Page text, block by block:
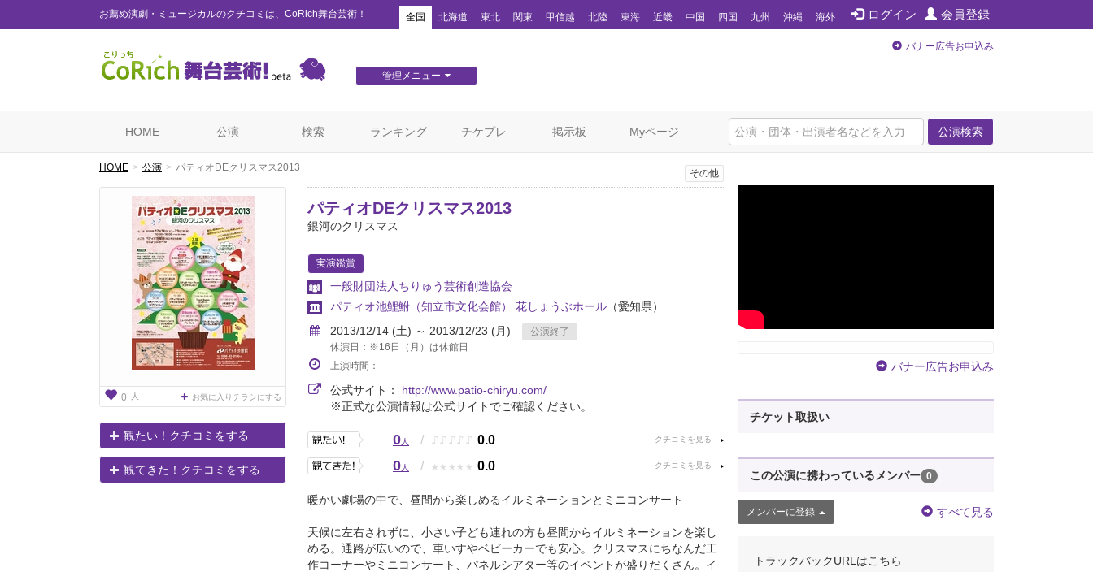
お薦め演劇・ミュージカルのクチコミは、CoRich舞台芸術！ ログイン 会員登録
全国 北海道 東北 関東 甲信越 北陸 東海 近畿 中国 四国 九州 沖縄 海外
管理メニュー
バナー広告お申込み
公演検索
HOME 公演 検索 ランキング チケプレ 掲示板 Myページ
HOME 公演 パティオDEクリスマス2013
0 人 お気に入りチラシにする
観たい！クチコミをする
観てきた！クチコミをする
その他
パティオDEクリスマス2013
銀河のクリスマス
実演鑑賞
一般財団法人ちりゅう芸術創造協会
パティオ池鯉鮒（知立市文化会館） 花しょうぶホール （愛知県）
2013/12/14 (土) ～ 2013/12/23 (月)
公演終了
休演日：※16日（月）は休館日
上演時間：
公式サイト： http://www.patio-chiryu.com/
※正式な公演情報は公式サイトでご確認ください。
0人 / ♪ ♪ ♪ ♪ ♪ 0.0
0人 / ★ ★ ★ ★ ★ 0.0
暖かい劇場の中で、昼間から楽しめるイルミネーションとミニコンサート
天候に左右されずに、小さい子ども連れの方も昼間からイルミネーションを楽し
める。通路が広いので、車いすやベビーカーでも安心。クリスマスにちなんだ工
作コーナーやミニコンサート、パネルシアター等のイベントが盛りだくさん。イ
バナー広告お申込み
チケット取扱い
この公演に携わっているメンバー 0
メンバーに登録 すべて見る
トラックバックURLはこちら